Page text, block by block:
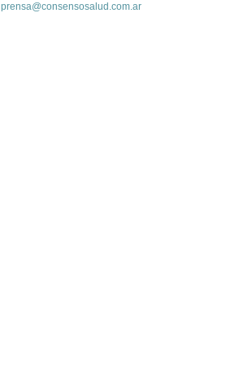
prensa@consensosalud.com.ar